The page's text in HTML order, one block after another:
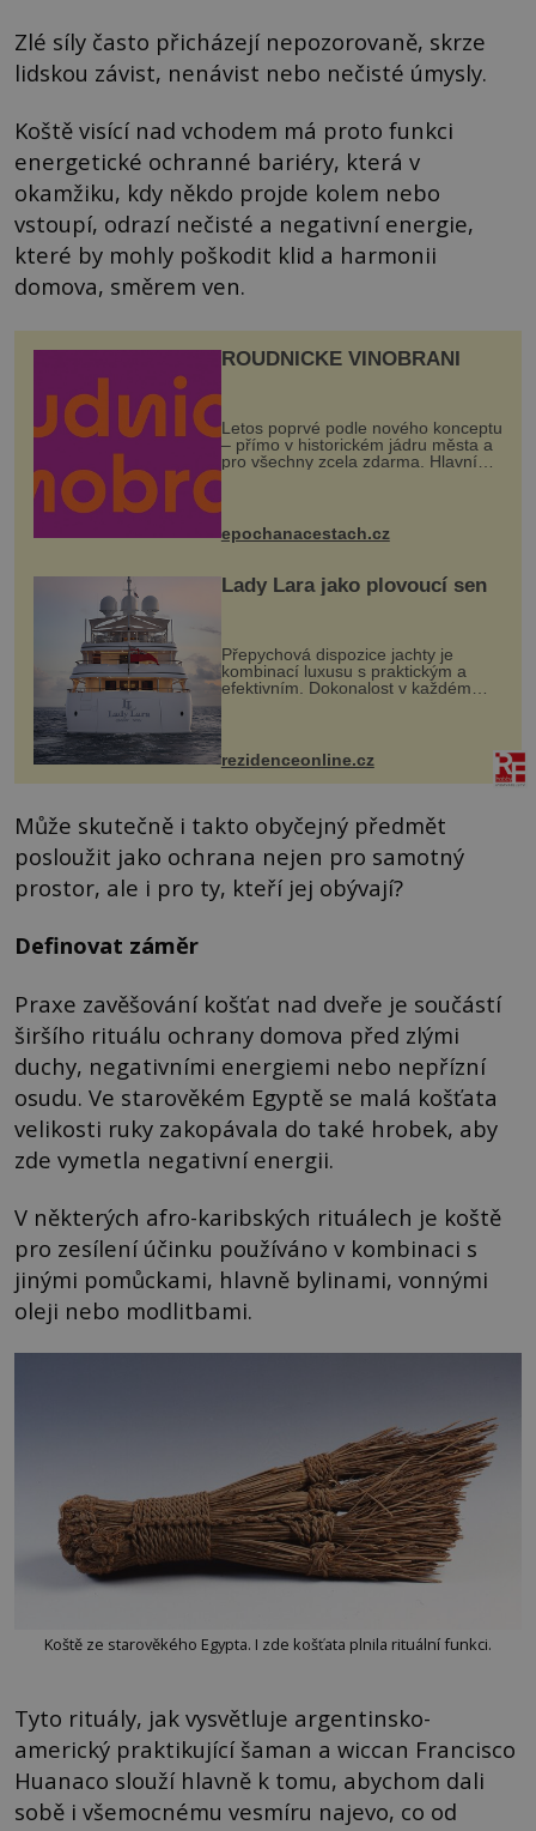
Zlé síly často přicházejí nepozorovaně, skrze
lidskou závist, nenávist nebo nečisté úmysly.
Koště visící nad vchodem má proto funkci
energetické ochranné bariéry, která v
okamžiku, kdy někdo projde kolem nebo
vstoupí, odrazí nečisté a negativní energie,
které by mohly poškodit klid a harmonii
domova, směrem ven.
ROUDNICKÉ VINOBRANÍ
Letos poprvé podle nového konceptu
– přímo v historickém jádru města a
pro všechny zcela zdarma. Hlavní
program se odehraje na Karlově a
mohou těšit na víno, burčák, pes...
epochanacestach.cz
Lady Lara jako plovoucí sen
Přepychová dispozice jachty je
kombinací luxusu s praktickým a
efektivním. Dokonalost v každém
detailu představuje značka Fendi
Casa, kterou byly vybaveny její
paluby. Monacký přístav nabízí
každoročn...
rezidenceonline.cz
Může skutečně i takto obyčejný předmět
posloužit jako ochrana nejen pro samotný
prostor, ale i pro ty, kteří jej obývají?
Definovat záměr
Praxe zavěšování košťat nad dveře je součástí
širšího rituálu ochrany domova před zlými
duchy, negativními energiemi nebo nepřízní
osudu. Ve starověkém Egyptě se malá košťata
velikosti ruky zakopávala do také hrobek, aby
zde vymetla negativní energii.
V některých afro-karibských rituálech je koště
pro zesílení účinku používáno v kombinaci s
jinými pomůckami, hlavně bylinami, vonnými
oleji nebo modlitbami.
Koště ze starověkého Egypta. I zde košťata plnila rituální funkci.
Tyto rituály, jak vysvětluje argentinsko-
americký praktikující šaman a wiccan Francisco
Huanaco slouží hlavně k tomu, abychom dali
sobě i všemocnému vesmíru najevo, co od